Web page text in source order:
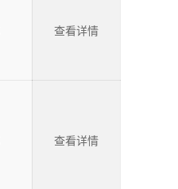
查看详情
查看详情